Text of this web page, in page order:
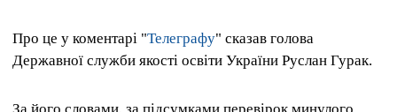
Про це у коментарі "Телеграфу" сказав голова
Державної служби якості освіти України Руслан Гурак.